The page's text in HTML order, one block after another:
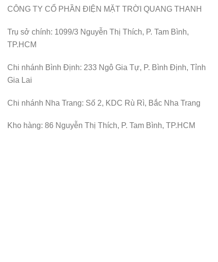
CÔNG TY CỔ PHẦN ĐIỆN MẶT TRỜI QUANG THANH
Trụ sở chính: 1099/3 Nguyễn Thị Thích, P. Tam Bình,
TP.HCM
Chi nhánh Bình Định: 233 Ngô Gia Tự, P. Bình Định, Tỉnh
Gia Lai
Chi nhánh Nha Trang: Số 2, KDC Rù Rì, Bắc Nha Trang
Kho hàng: 86 Nguyễn Thị Thích, P. Tam Bình, TP.HCM